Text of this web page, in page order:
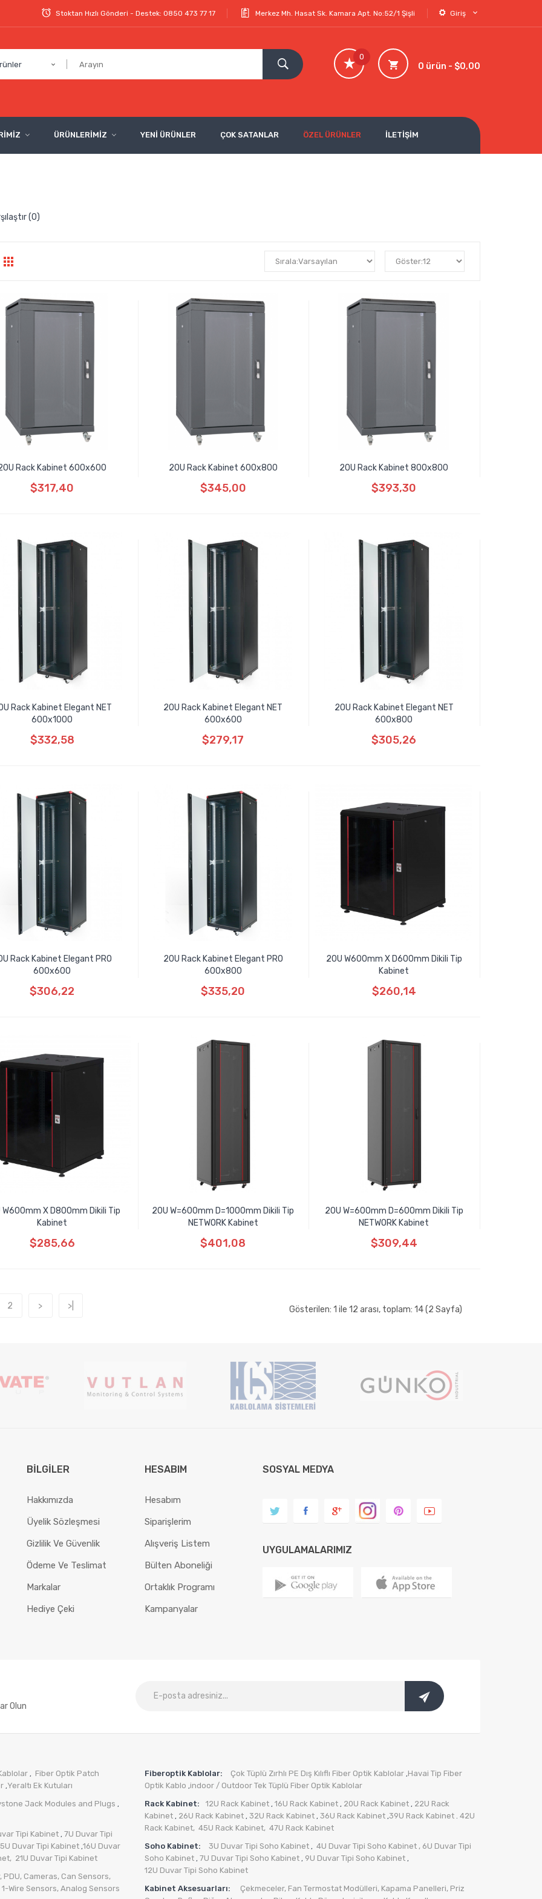
Giriş
Stoktan Hızlı Gönderi - Destek: 0850 473 77 17 Merkez Mh. Hasat Sk. Kamara Apt. No:52/1 Şişli
0 ürün - $0,00
0
ÜRÜNLERİMİZ YENİ ÜRÜNLER ÇOK SATANLAR ÖZEL ÜRÜNLER İLETİŞİM
(0)
Rack Kabinet 600x600
$317,40
20U Rack Kabinet 600x800
$345,00
20U Rack Kabinet 800x800
$393,30
Rack Kabinet Elegant NET
600x1000
$332,58
20U Rack Kabinet Elegant NET
600x600
$279,17
20U Rack Kabinet Elegant NET
600x800
$305,26
Rack Kabinet Elegant PRO
600x600
$306,22
20U Rack Kabinet Elegant PRO
600x800
$335,20
20U W600mm X D600mm Dikili Tip
Kabinet
$260,14
W600mm X D800mm Dikili Tip
Kabinet
$285,66
20U W=600mm D=1000mm Dikili Tip
NETWORK Kabinet
$401,08
20U W=600mm D=600mm Dikili Tip
NETWORK Kabinet
$309,44
2 > >| Gösterilen: 1 ile 12 arası, toplam: 14 (2 Sayfa)
BILGILER
Hakkımızda
Üyelik Sözleşmesi
Gizlilik Ve Güvenlik
Ödeme Ve Teslimat
Markalar
Hediye Çeki
HESABIM
Hesabım
Siparişlerim
Alışveriş Listem
Bülten Aboneliği
Ortaklık Programı
Kampanyalar
SOSYAL MEDYA
UYGULAMALARIMIZ
Olun
, Fiber Optik Patch
,Yeraltı Ek Kutuları
Jack Modules and Plugs ,
Tipi Kabinet , 7U Duvar Tipi
Duvar Tipi Kabinet ,16U Duvar
21U Duvar Tipi Kabinet
, PDU, Cameras, Can Sensors,
1-Wire Sensors, Analog Sensors
Fiberoptik Kablolar: Çok Tüplü Zırhlı PE Dış Kılıflı Fiber Optik Kablolar ,Havai Tip Fiber
Optik Kablo ,indoor / Outdoor Tek Tüplü Fiber Optik Kablolar
Rack Kabinet:
12U Rack Kabinet , 16U Rack Kabinet , 20U Rack Kabinet , 22U Rack
Kabinet , 26U Rack Kabinet , 32U Rack Kabinet , 36U Rack Kabinet ,39U Rack Kabinet . 42U
Rack Kabinet, 45U Rack Kabinet, 47U Rack Kabinet
Soho Kabinet:
3U Duvar Tipi Soho Kabinet , 4U Duvar Tipi Soho Kabinet , 6U Duvar Tipi
Soho Kabinet , 7U Duvar Tipi Soho Kabinet , 9U Duvar Tipi Soho Kabinet ,
12U Duvar Tipi Soho Kabinet
Kabinet Aksesuarları:
Çekmeceler, Fan Termostat Modülleri, Kapama Panelleri, Priz